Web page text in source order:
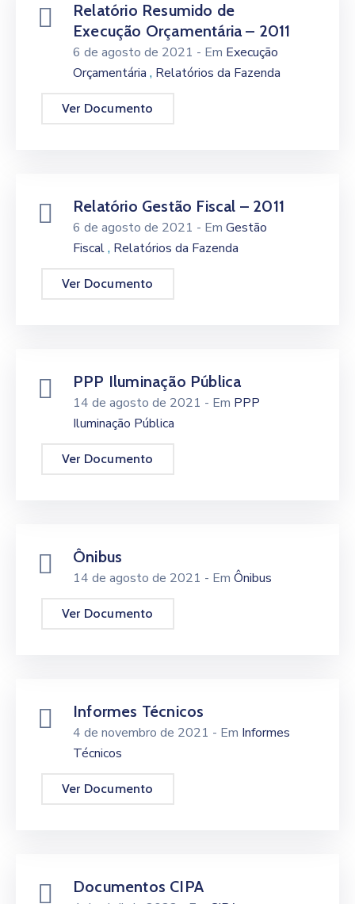
Relatório Resumido de
Execução Orçamentária – 2011
6 de agosto de 2021 - Em Execução
Orçamentária , Relatórios da Fazenda
Ver Documento
Relatório Gestão Fiscal – 2011
6 de agosto de 2021 - Em Gestão
Fiscal, Relatórios da Fazenda
Ver Documento
PPP Iluminação Pública
14 de agosto de 2021 - Em PPP
Iluminação Pública
Ver Documento
Ônibus
14 de agosto de 2021 - Em Ônibus
Ver Documento
Informes Técnicos
4 de novembro de 2021 - Em Informes
Técnicos
Ver Documento
Documentos CIPA